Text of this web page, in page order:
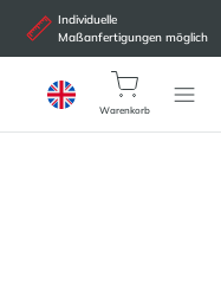
Individuelle
Maßanfertigungen möglich
Warenkorb